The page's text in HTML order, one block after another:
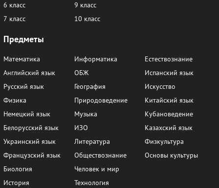
6 класс
7 класс
9 класс
10 класс
Предметы
Математика
Английский язык
Русский язык
Физика
Немецкий язык
Белорусский язык
Украинский язык
Французский язык
Биология
История
Информатика
ОБЖ
География
Природоведение
Музыка
ИЗО
Литература
Обществознание
Человек и мир
Технология
Естествознание
Испанский язык
Искусство
Китайский язык
Кубановедение
Казахский язык
Физкультура
Основы культуры